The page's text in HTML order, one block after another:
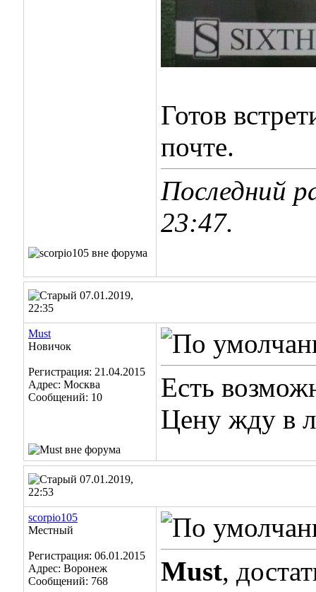
Готов
почте.
Последний
23:47.
07.01.2019,
22:35
Must
Новичок
Регистрация: 21.04.2015
Адрес: Москва
Сообщений: 10
Есть
Цену жду в
07.01.2019,
22:53
scorpio105
Местный
Регистрация: 06.01.2015
Адрес: Воронеж
Сообщений: 768
Must,